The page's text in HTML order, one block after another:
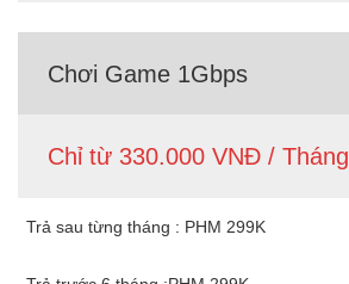
Chơi Game 1Gbps
Chỉ từ 330.000 VNĐ / Tháng
Trả sau từng tháng : PHM 299K